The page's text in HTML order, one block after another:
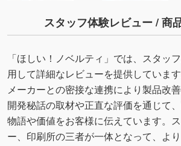
スタッフ体験レビュー / 商
「ほしい！ノベルティ」では、スタッ
用して詳細なレビューを提供しています
メーカーとの密接な連携により製品改
開発秘話の取材や正直な評価を通じて
物語や価値をお客様に伝えています。
ー、印刷所の三者が一体となって、よ